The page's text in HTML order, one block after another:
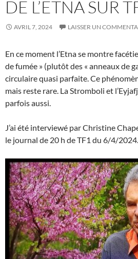
DE L’ETNA SUR
AVRIL 7, 2024 LAISSER UN
En ce moment l’Etna se montre
de fumée » (plutôt des « anneaux de
circulaire quasi parfaite. Ce
mais reste rare. La Stromboli et
parfois aussi.
J’ai été interviewé par Christine
le journal de 20 h de TF1 du 6/4/2024.